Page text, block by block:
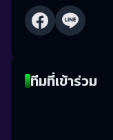
ทีมที่เข้าร่วม